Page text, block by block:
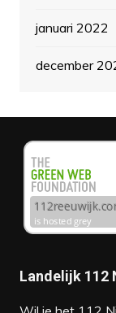
januari 2022
december
Landelijk 112